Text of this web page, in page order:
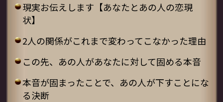
現実お伝えします【あなたとあの人の恋現
状】
2人の関係がこれまで変わってこなかった理由
この先、あの人があなたに対して固める本音
本音が固まったことで、あの人が下すことにな
る決断